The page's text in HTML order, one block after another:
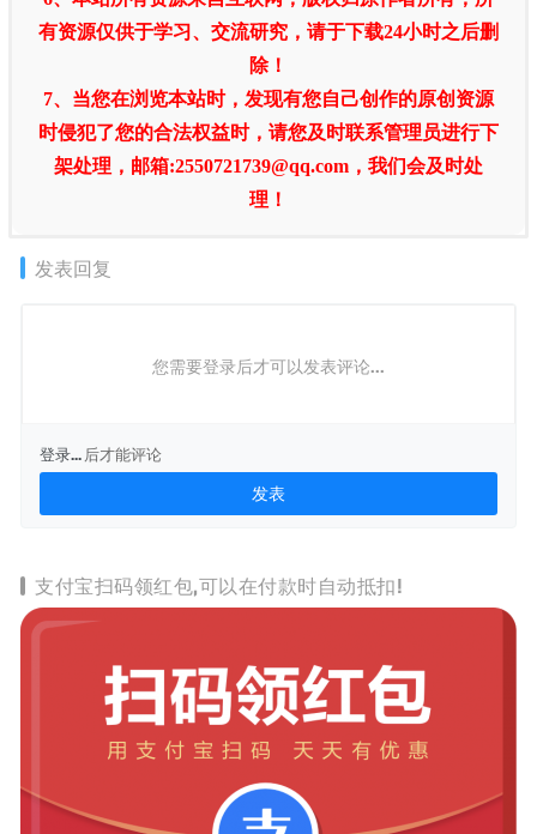
有资源仅供于学习、交流研究，请于下载24小时之后删
除！
7、当您在浏览本站时，发现有您自己创作的原创资源
时侵犯了您的合法权益时，请您及时联系管理员进行下
架处理，邮箱:2550721739@qq.com，我们会及时处
理！
发表回复
您需要登录后才可以发表评论...
登录... 后才能评论
支付宝扫码领红包,可以在付款时自动抵扣!